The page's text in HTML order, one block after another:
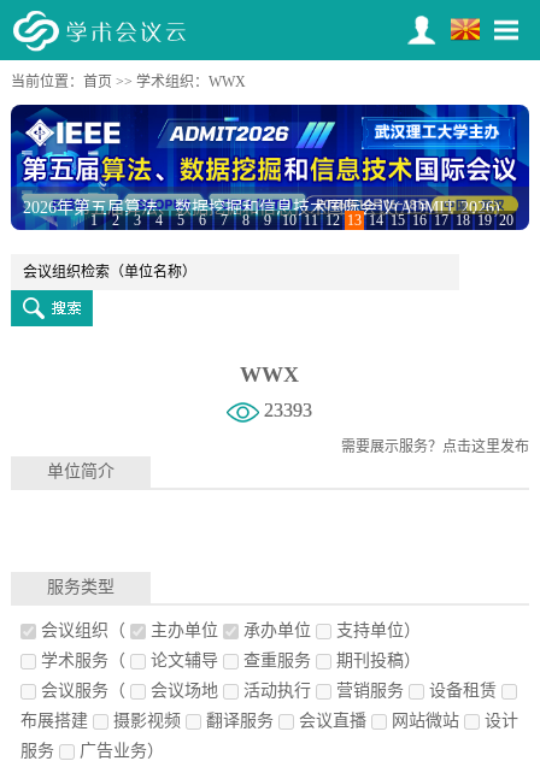
当前位置： 首页 >> 学术组织 ：WWX
2026年第五届算法、数据挖掘和信息技术国际会议(ADMIT 2026)
1 2 3 4 5 6 7 8 9 10 11 12 13 14 15 16 17 18 19 20
WWX
23393
需要展示服务？ 点击这里发布
单位简介
服务类型
会议组织 （ 主办单位 承办单位
支持单位）
学术服务（ 论文辅导 查重服务
期刊投稿）
会议服务（ 会议场地 活动执行 营销服务
设备租赁
布展搭建
摄影视频 翻译服务 会议直播 网站微站
设计
服务
广告业务）